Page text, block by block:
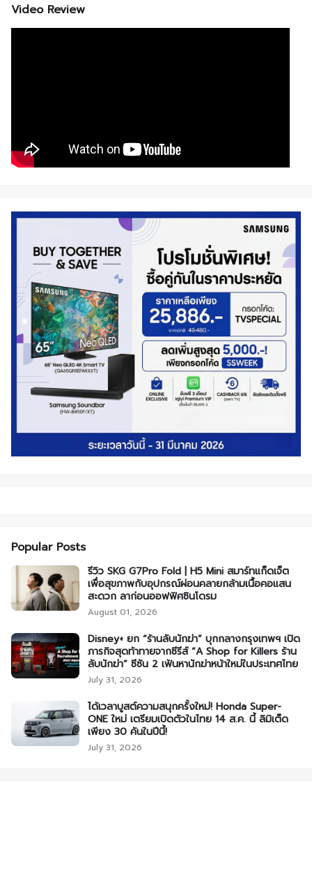
Video Review
Popular Posts
รีวิว SKG G7Pro Fold | H5 Mini สมาร์ทแก็ดเจ็ต
เพื่อสุขภาพกับอุปกรณ์ผ่อนคลายกล้ามเนื้อคอแสน
สะดวก ลาก่อนออฟฟิศซินโดรม
August 01, 2026
Disney+ ยก “ร้านลับนักฆ่า” บุกกลางกรุงเทพฯ เปิด
ภารกิจสุดท้าทายจากซีรีส์ “A Shop for Killers ร้าน
ลับนักฆ่า” ซีซัน 2 เฟ้นหานักฆ่าหน้าใหม่ในประเทศไทย
July 31, 2026
ได้เวลาบูสต์ความสนุกครั้งใหม่! Honda Super-
ONE ใหม่ เตรียมเปิดตัวในไทย 14 ส.ค. นี้ ลิมิเต็ด
เพียง 30 คันในปีนี้!
July 31, 2026